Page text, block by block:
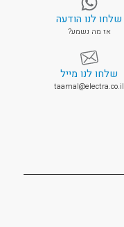
שלחו לנו הודעה
אז מה נשמע?
שלחו לנו מייל
taamal@electra.co.il